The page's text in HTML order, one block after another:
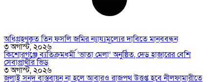
অধিগ্রহণকৃত তিন ফসলি জমির ন্যায্যমূল্যের দাবিতে মানববন্ধন
৩ অগাস্ট, ২০২৬
কিশোরগঞ্জে ব্যতিক্রমধর্মী ‘ভাতা মেলা’ অনুষ্ঠিত, দেড় হাজারের বেশি
সেবাপ্রার্থীর ভিড়
৩ অগাস্ট, ২০২৬
জুলাই সনদ বাস্তবায়ন না হলে আবারও রাজপথ উত্তপ্ত হবে নীলফামারীতে